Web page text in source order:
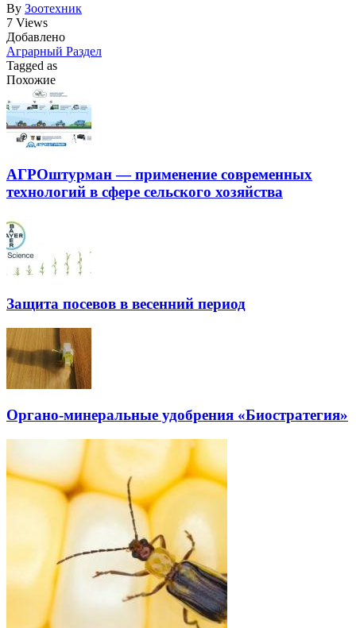
By Зоотехник
7 Views
Добавлено
Аграрный Раздел
Tagged as
Похожие
АГРОштурман — применение современных
технологий в сфере сельского хозяйства
Защита посевов в весенний период
Органо-минеральные удобрения «Биостратегия»